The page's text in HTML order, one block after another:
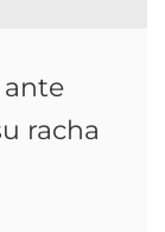
racha